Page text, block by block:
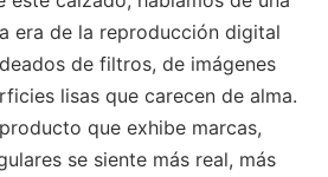
era de la reproducción digital
de filtros, de imágenes
lisas que carecen de alma.
que exhibe marcas,
se siente más real, más